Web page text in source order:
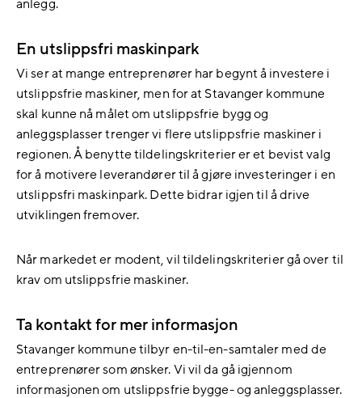
anlegg.
En utslippsfri maskinpark
Vi ser at mange entreprenører har begynt å investere i
utslippsfrie maskiner, men for at Stavanger kommune
skal kunne nå målet om utslippsfrie bygg og
anleggsplasser trenger vi flere utslippsfrie maskiner i
regionen. Å benytte tildelingskriterier er et bevist valg
for å motivere leverandører til å gjøre investeringer i en
utslippsfri maskinpark. Dette bidrar igjen til å drive
utviklingen fremover.
Når markedet er modent, vil tildelingskriterier gå over til
krav om utslippsfrie maskiner.
Ta kontakt for mer informasjon
Stavanger kommune tilbyr en-til-en-samtaler med de
entreprenører som ønsker. Vi vil da gå igjennom
informasjonen om utslippsfrie bygge- og anleggsplasser.